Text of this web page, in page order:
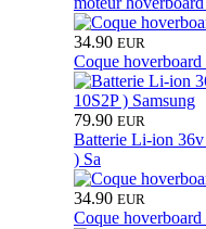
34.90 EUR
Coque
79.90 EUR
Batterie Li-ion
) Sa
34.90 EUR
Coque